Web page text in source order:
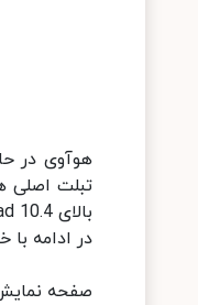
هوآوی در
بالای Matepad 10.4 نیز در آینده نزدیک به بازار عرضه می‌شود.
در ادامه
صفحه